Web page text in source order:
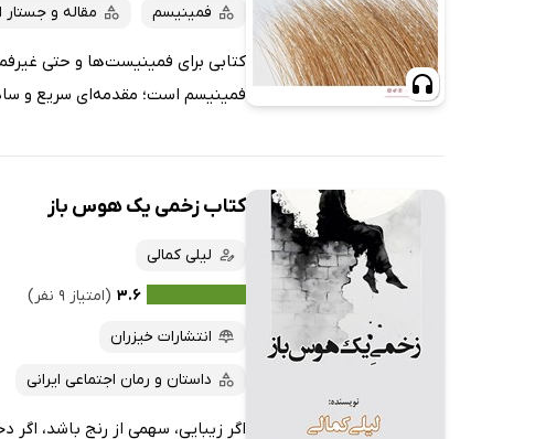
فمینیسم مقاله و جستار
کتابی برای فمینیست‌ها و حتی
فمینیسم است؛ مقدمه‌ای سریع و
کتاب زخمی یک هوس باز
لیلی کمالی
۳.۶ (امتیاز ۹ نفر)
انتشارات خیزران
داستان و رمان اجتماعی ایرانی
اگر زیبایی، سهمی از رنج باشد،